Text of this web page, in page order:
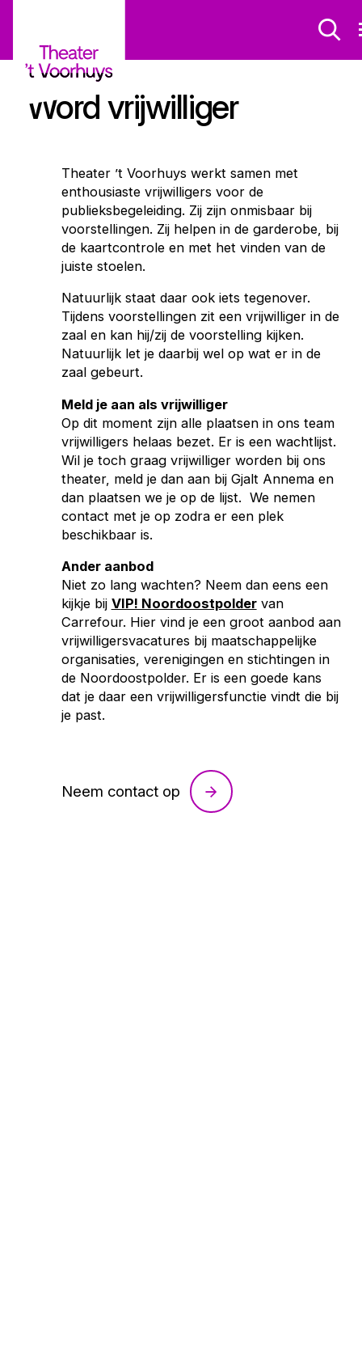
Word vrijwilliger
Theater ’t Voorhuys werkt samen met
enthousiaste vrijwilligers voor de
publieksbegeleiding. Zij zijn onmisbaar bij
voorstellingen. Zij helpen in de garderobe, bij
de kaartcontrole en met het vinden van de
juiste stoelen.
Natuurlijk staat daar ook iets tegenover.
Tijdens voorstellingen zit een vrijwilliger in de
zaal en kan hij/zij de voorstelling kijken.
Natuurlijk let je daarbij wel op wat er in de
zaal gebeurt.
Meld je aan als vrijwilliger
Op dit moment zijn alle plaatsen in ons team
vrijwilligers helaas bezet. Er is een wachtlijst.
Wil je toch graag vrijwilliger worden bij ons
theater, meld je dan aan bij Gjalt Annema en
dan plaatsen we je op de lijst. We nemen
contact met je op zodra er een plek
beschikbaar is.
Ander aanbod
Niet zo lang wachten? Neem dan eens een
kijkje bij VIP! Noordoostpoldervan
Carrefour. Hier vind je een groot aanbod aan
vrijwilligersvacatures bij maatschappelijke
organisaties, verenigingen en stichtingen in
de Noordoostpolder. Er is een goede kans
dat je daar een vrijwilligersfunctie vindt die bij
je past.
Neem contact op